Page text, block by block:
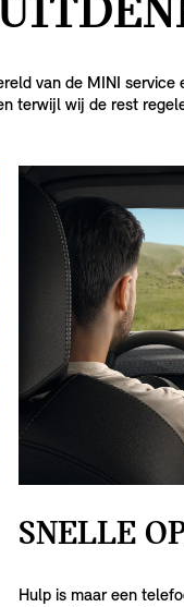
van de MINI
terwijl wij de rest
SNELLE
Hulp is maar een